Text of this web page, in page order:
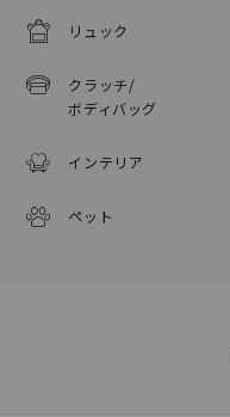
リュック
クラッチ/
ボディバッグ
インテリア
ペット